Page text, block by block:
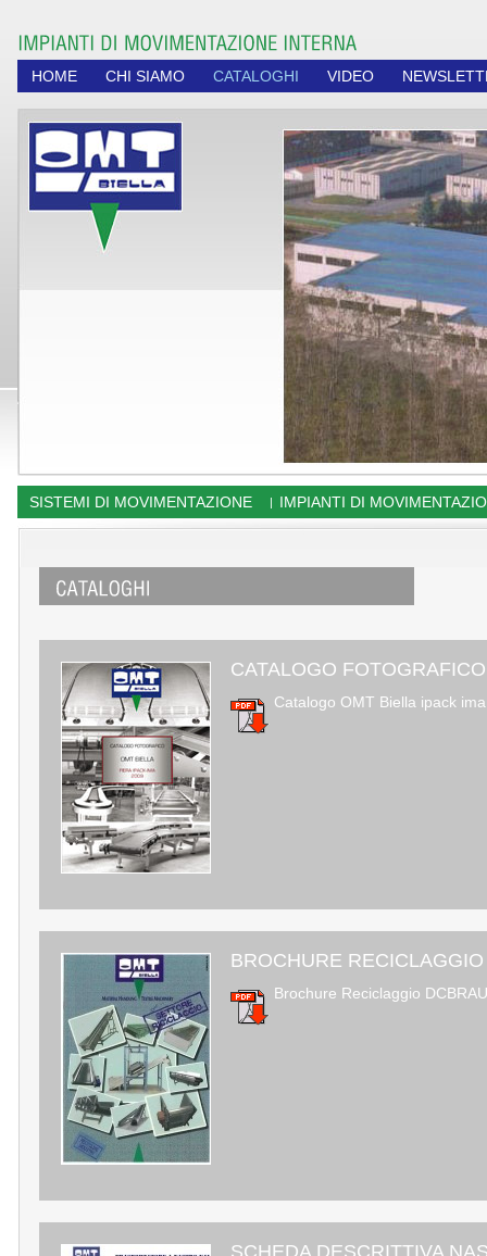
HOME CHI SIAMO CATALOGHI VIDEO
SISTEMI DI MOVIMENTAZIONE | IMPIANTI DI
CATALOGO
Catalogo OMT Biella ipack
BROCHURE RECICLAGGIO
Brochure Reciclaggio
SCHEDA DESCRITTIVA